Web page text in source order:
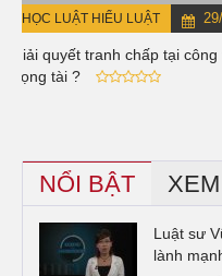
HỌC LUẬT HIỂU LUẬT
Giải quyết tranh chấp tại
trọng tài ?
NỔI BẬT
Luật sư
lành